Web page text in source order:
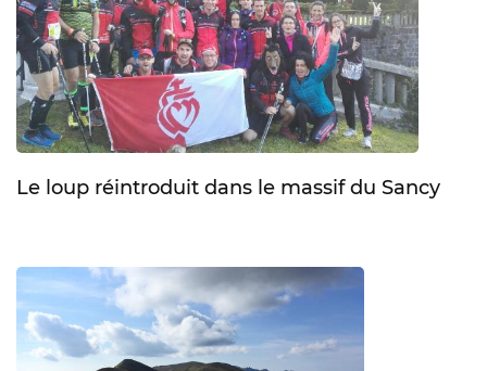
Le loup réintroduit dans le massif du Sancy